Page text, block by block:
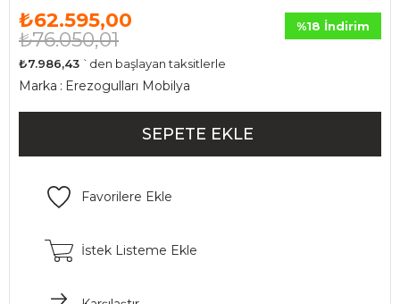
₺76.050,01
₺62.595,00
₺7.986,43 `den başlayan taksitlerle
%18 İndirim
Marka : Erezogulları Mobilya
Favorilere Ekle
İstek Listeme Ekle